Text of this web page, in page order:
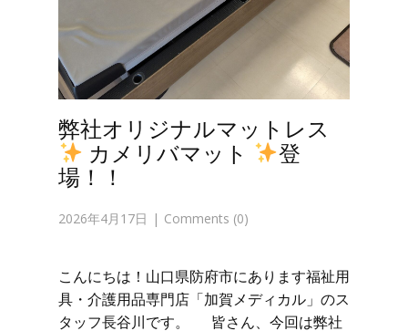
弊社オリジナルマットレス
カメリバマット
登
場！！
2026年4月17日 Comments (0)
こんにちは！山口県防府市にあります福祉用
具・介護用品専門店「加賀メディカル」のス
タッフ長谷川です。 皆さん、今回は弊社